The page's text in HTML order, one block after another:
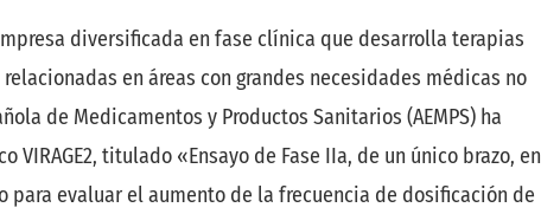
diversificada en fase clínica que desarrolla terapias
en áreas con grandes necesidades médicas no
de Medicamentos y Productos Sanitarios (AEMPS) ha
titulado «Ensayo de Fase IIa, de un único brazo, en
evaluar el aumento de la frecuencia de dosificación de